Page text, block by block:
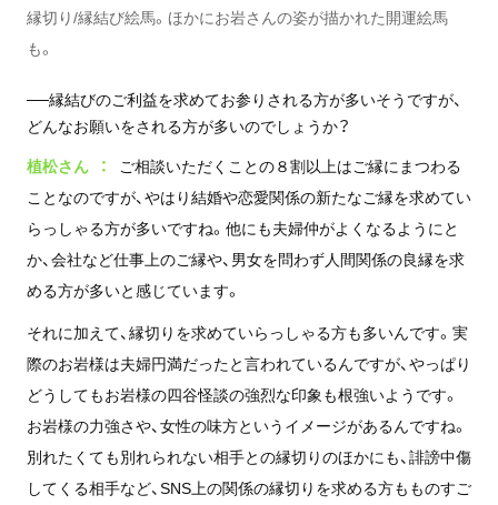
縁切り/縁結び絵馬。ほかにお岩さんの姿が描かれた開運絵馬
も。
──縁結びのご利益を求めてお参りされる方が多いそうですが、
どんなお願いをされる方が多いのでしょうか？
植松さん
ご相談いただくことの８割以上はご縁にまつわる
ことなのですが、やはり結婚や恋愛関係の新たなご縁を求めてい
らっしゃる方が多いですね。他にも夫婦仲がよくなるようにと
か、会社など仕事上のご縁や、男女を問わず人間関係の良縁を求
める方が多いと感じています。
それに加えて、縁切りを求めていらっしゃる方も多いんです。実
際のお岩様は夫婦円満だったと言われているんですが、やっぱり
どうしてもお岩様の四谷怪談の強烈な印象も根強いようです。
お岩様の力強さや、女性の味方というイメージがあるんですね。
別れたくても別れられない相手との縁切りのほかにも、誹謗中傷
してくる相手など、SNS上の関係の縁切りを求める方もものすご